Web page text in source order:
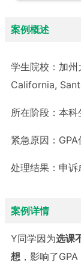
案例概述
学生院校： 加
California,
所在阶段： 本科
紧急原因： GPA
处理结果： 申诉
案例详情
Y同学因为选课
想 ，影响了